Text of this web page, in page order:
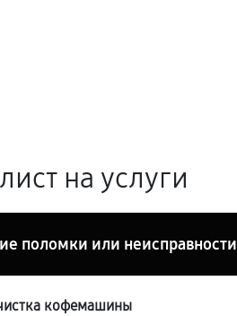
на услуги
поломки или неисправности
кофемашины